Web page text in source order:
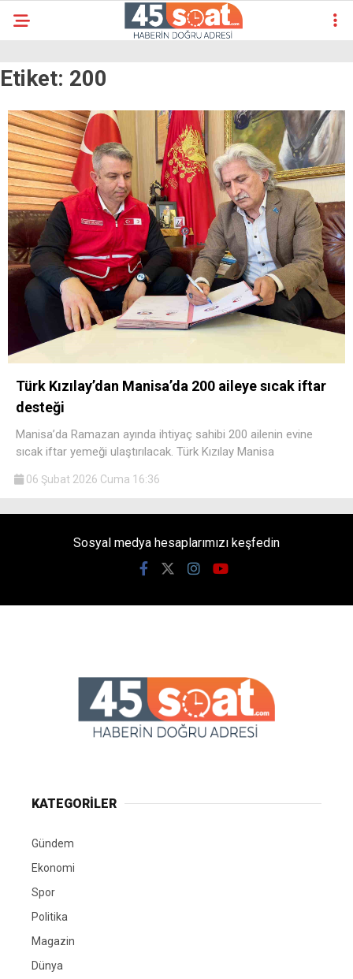
Etiket: 200
Türk Kızılay’dan Manisa’da 200 aileye sıcak iftar
desteği
Manisa’da Ramazan ayında ihtiyaç sahibi 200 ailenin evine
sıcak iftar yemeği ulaştırılacak. Türk Kızılay Manisa
06 Şubat 2026 Cuma 16:36
Sosyal medya hesaplarımızı keşfedin
KATEGORİLER
Gündem
Ekonomi
Spor
Politika
Magazin
Dünya